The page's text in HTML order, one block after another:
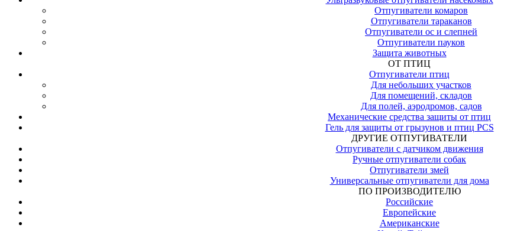
Отпугиватели комаров
Отпугиватели тараканов
Отпугиватели ос и слепней
Отпугиватели пауков
Защита животных
ОТ ПТИЦ
Отпугиватели птиц
Для небольших участков
Для помещений, складов
Для полей, аэродромов, садов
Механические средства защиты от птиц
Гель для защиты от грызунов и птиц PCS
ДРУГИЕ ОТПУГИВАТЕЛИ
Отпугиватели с датчиком движения
Ручные отпугиватели собак
Отпугиватели змей
Универсальные отпугиватели для дома
ПО ПРОИЗВОДИТЕЛЮ
Российские
Европейские
Американские